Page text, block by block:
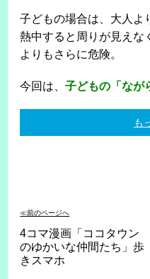
子どもの場合は、大人よ
熱中すると周りが見えな
よりもさらに危険。
今回は、子どもの「なが
も
≪前のページへ
4コマ漫画「ココタウン
のゆかいな仲間たち」歩
きスマホ